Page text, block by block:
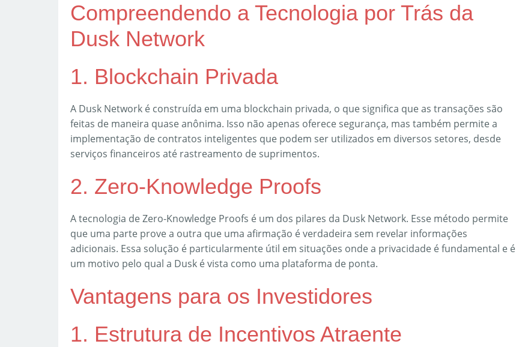
Compreendendo a Tecnologia por Trás da
Dusk Network
1. Blockchain Privada
A Dusk Network é construída em uma blockchain privada, o que significa que as transações são
feitas de maneira quase anônima. Isso não apenas oferece segurança, mas também permite a
implementação de contratos inteligentes que podem ser utilizados em diversos setores, desde
serviços financeiros até rastreamento de suprimentos.
2. Zero-Knowledge Proofs
A tecnologia de Zero-Knowledge Proofs é um dos pilares da Dusk Network. Esse método permite
que uma parte prove a outra que uma afirmação é verdadeira sem revelar informações
adicionais. Essa solução é particularmente útil em situações onde a privacidade é fundamental e é
um motivo pelo qual a Dusk é vista como uma plataforma de ponta.
Vantagens para os Investidores
1. Estrutura de Incentivos Atraente